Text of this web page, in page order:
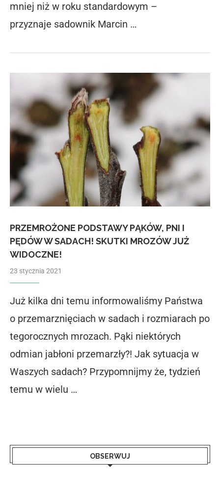
mniej niż w roku standardowym –
przyznaje sadownik Marcin …
PRZEMROŻONE PODSTAWY PĄKÓW, PNI I
PĘDÓW W SADACH! SKUTKI MROZÓW JUŻ
WIDOCZNE!
23 stycznia 2021
Już kilka dni temu informowaliśmy Państwa
o przemarznięciach w sadach i rozmiarach po
tegorocznych mrozach. Pąki niektórych
odmian jabłoni przemarzły?! Jak sytuacja w
Waszych sadach? Przypomnijmy że, tydzień
temu w wielu …
OBSERWUJ